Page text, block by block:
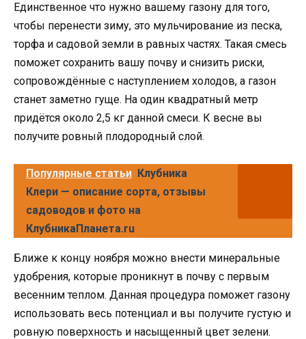
Единственное что нужно вашему газону для того,
чтобы перенести зиму, это мульчирование из песка,
торфа и садовой земли в равных частях. Такая смесь
поможет сохранить вашу почву и снизить риски,
сопровождённые с наступлением холодов, а газон
станет заметно гуще. На один квадратный метр
придётся около 2,5 кг данной смеси. К весне вы
получите ровный плодородный слой.
Популярные статьи Клубника
Клери — описание сорта, отзывы
садоводов и фото на
КлубникаПланета.ru
Ближе к концу ноября можно внести минеральные
удобрения, которые проникнут в почву с первым
весенним теплом. Данная процедура поможет газону
использовать весь потенциал и вы получите густую и
ровную поверхность и насыщенный цвет зелени.